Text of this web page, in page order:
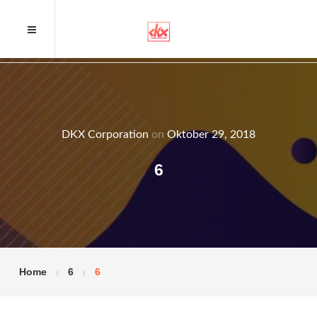
DKX Corporation on Oktober 29, 2018
6
Home 6 6